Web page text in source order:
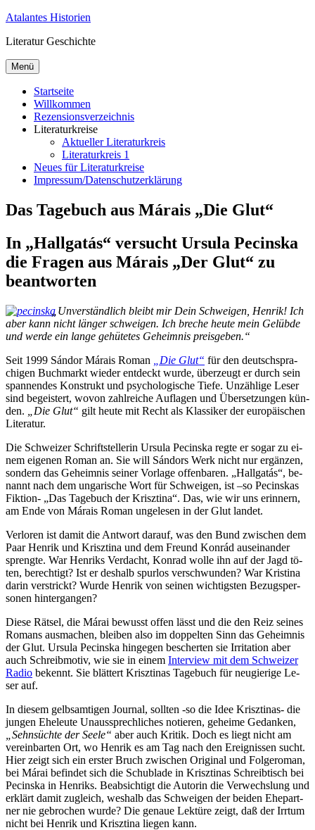
Zum
springen
Atalantes Historien
Literatur Geschichte
Menü
Startseite
Willkommen
Rezensionsverzeichnis
Literaturkreise
Aktueller Literaturkreis
Literaturkreis 1
Neues für Literaturkreise
Impressum/Datenschutzerklärung
Das Tagebuch aus Márais „Die Glut“
In „Hallgatás“ versucht Ursula Pecinska
die Fragen aus Márais „Der Glut“ zu
beantworten
„ Un­ver­ständ­lich bleibt mir Dein Schwei­gen, Hen­rik! Ich
aber kann nicht län­ger schwei­gen. Ich bre­che heu­te mein Ge­lüb­de
und wer­de ein lan­ge ge­hü­te­tes Ge­heim­nis preisgeben.“
Seit 1999 Sán­dor Má­rais Ro­man
„Die Glut“ für den deutsch­spra­
chi­gen Buch­markt wie­der ent­deckt wur­de, über­zeugt er durch sein
span­nen­des Kon­strukt und psy­cho­lo­gi­sche Tie­fe. Un­zäh­li­ge Le­ser
sind be­geis­tert, wo­von zahl­rei­che Auf­la­gen und Über­set­zun­gen kün­
den.
„Die Glut“ gilt heu­te mit Recht als Klas­si­ker der eu­ro­päi­schen
Literatur.
Die Schwei­zer Schrift­stel­le­rin Ur­su­la Pecinska reg­te er so­gar zu ei­
nem ei­ge­nen Ro­man an. Sie will Sán­dors Werk nicht nur er­gän­zen,
son­dern das Ge­heim­nis sei­ner Vor­la­ge of­fen­ba­ren. „Hall­ga­tás“, be­
nannt nach dem un­ga­ri­sche Wort für Schwei­gen, ist –so Pecins­kas
Fik­ti­on- „Das Ta­ge­buch der Krisz­ti­na“. Das, wie wir uns er­in­nern,
am En­de von Má­rais Ro­man un­ge­le­sen in der Glut landet.
Ver­lo­ren ist da­mit die Ant­wort dar­auf, was den Bund zwi­schen dem
Paar Hen­rik und Krisz­ti­na und dem Freund Kon­rád aus­ein­an­der
spreng­te. War Hen­riks Ver­dacht, Kon­rad wol­le ihn auf der Jagd tö­
ten, be­rech­tigt? Ist er des­halb spur­los ver­schwun­den? War Kris­ti­na
dar­in ver­strickt? Wur­de Hen­rik von sei­nen wich­tigs­ten Be­zugs­per­
so­nen hintergangen?
Die­se Rät­sel, die Má­rai be­wusst of­fen lässt und die den Reiz sei­nes
Ro­mans aus­ma­chen, blei­ben al­so im dop­pel­ten Sinn das Ge­heim­nis
der Glut. Ur­su­la Pecinska hin­ge­gen be­scher­ten sie Ir­ri­ta­ti­on aber
auch Schreib­mo­tiv, wie sie in ei­nem In­ter­view mit dem Schwei­zer
Ra­dio be­kennt. Sie blät­tert Krisz­ti­nas Ta­ge­buch für neu­gie­ri­ge Le­
ser auf.
In die­sem gelb­s­am­ti­gen Jour­nal, soll­ten ‑so die Idee Krisz­ti­nas- die
jun­gen Ehe­leu­te Un­aus­sprech­li­ches no­tie­ren, ge­hei­me Ge­dan­ken,
„Sehn­süch­te der See­le“ aber auch Kri­tik. Doch es liegt nicht am
ver­ein­bar­ten Ort, wo Hen­rik es am Tag nach den Er­eig­nis­sen sucht.
Hier zeigt sich ein ers­ter Bruch zwi­schen Ori­gi­nal und Fol­ge­ro­man,
bei Má­rai be­fin­det sich die Schub­la­de in Krisz­ti­nas Schreib­tisch bei
Pecinska in Hen­riks. Be­ab­sich­tigt die Au­torin die Ver­wechs­lung und
er­klärt da­mit zu­gleich, wes­halb das Schwei­gen der bei­den Ehe­part­
ner nie ge­bro­chen wur­de? Die ge­naue Lek­tü­re zeigt, daß der Irr­tum
nicht bei Hen­rik und Krisz­ti­na lie­gen kann.